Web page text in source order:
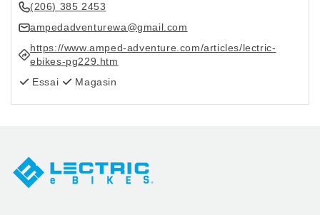
(206) 385 2453
ampedadventurewa@gmail.com
https://www.amped-adventure.com/articles/lectric-
ebikes-pg229.htm
Essai
Magasin